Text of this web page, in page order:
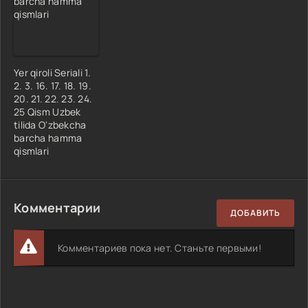
Yer qiroli Seriali 1.
2. 3. 16. 17. 18. 19.
20. 21. 22. 23. 24.
25 Qism Uzbek
tilida O'zbekcha
barcha hamma
qismlari
Комментарии ДОБАВИТЬ
Комментариев пока нет. Станьте первыми!